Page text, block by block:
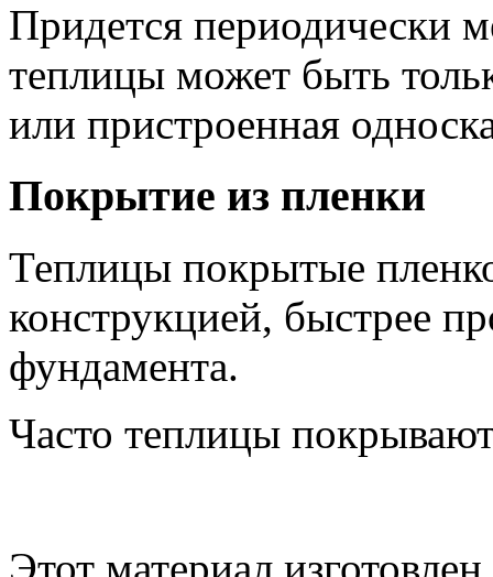
Придется периодически
теплицы может быть
или пристроенная
Покрытие из пленки
Теплицы покрытые
конструкцией, быстрее
фундамента.
Часто теплицы
Этот материал